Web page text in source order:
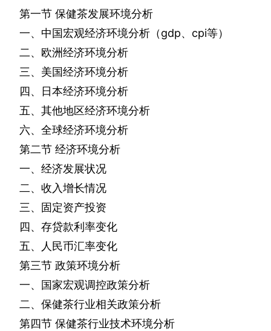
第一节 保健茶发展环境分析
一、中国宏观经济环境分析（gdp、 cpi等）
二、欧洲经济环境分析
三、美国经济环境分析
四、日本经济环境分析
五、其他地区经济环境分析
六、全球经济环境分析
第二节 经济环境分析
一、经济发展状况
二、收入增长情况
三、固定资产投资
四、存贷款利率变化
五、人民币汇率变化
第三节 政策环境分析
一、国家宏观调控政策分析
二、保健茶行业相关政策分析
第四节 保健茶行业技术环境分析